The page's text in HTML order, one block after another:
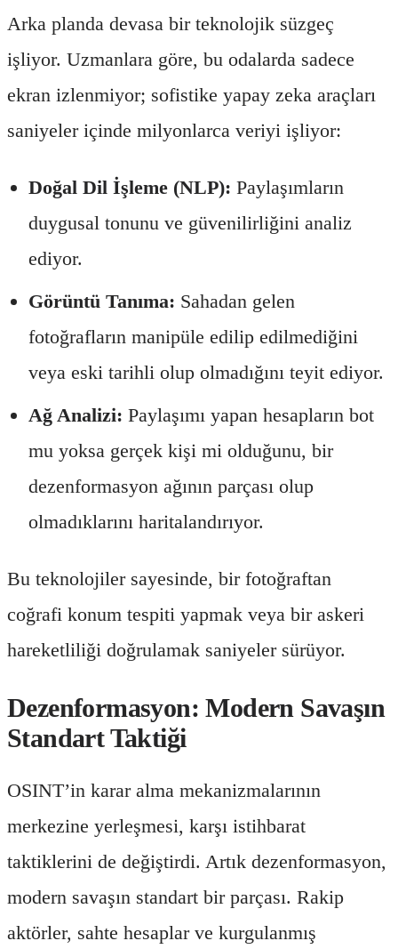
Arka planda devasa bir teknolojik süzgeç
işliyor. Uzmanlara göre, bu odalarda sadece
ekran izlenmiyor; sofistike yapay zeka araçları
saniyeler içinde milyonlarca veriyi işliyor:
Doğal Dil İşleme (NLP): Paylaşımların
duygusal tonunu ve güvenilirliğini analiz
ediyor.
Görüntü Tanıma: Sahadan gelen
fotoğrafların manipüle edilip edilmediğini
veya eski tarihli olup olmadığını teyit ediyor.
Ağ Analizi: Paylaşımı yapan hesapların bot
mu yoksa gerçek kişi mi olduğunu, bir
dezenformasyon ağının parçası olup
olmadıklarını haritalandırıyor.
Bu teknolojiler sayesinde, bir fotoğraftan
coğrafi konum tespiti yapmak veya bir askeri
hareketliliği doğrulamak saniyeler sürüyor.
Dezenformasyon: Modern Savaşın
Standart Taktiği
OSINT’in karar alma mekanizmalarının
merkezine yerleşmesi, karşı istihbarat
taktiklerini de değiştirdi. Artık dezenformasyon,
modern savaşın standart bir parçası. Rakip
aktörler, sahte hesaplar ve kurgulanmış